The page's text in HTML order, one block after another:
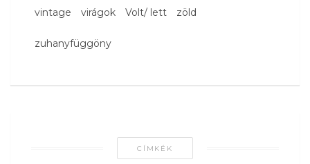
vintage virágok Volt/ lett zöld
zuhanyfüggöny
CÍMKÉK